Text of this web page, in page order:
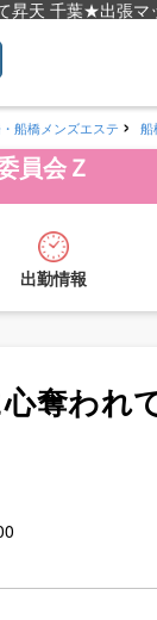
昇天 千葉★出張
船橋メンズエステ 船
員会Ｚ
出勤情報
奪われ
0